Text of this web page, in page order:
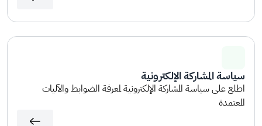
سياسة المشاركة الإلكترونية
اطلع على سياسة المشاركة الإلكترونية لمعرفة الضوابط والآليات
المعتمدة